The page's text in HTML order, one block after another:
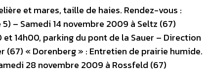
et mares, taille de haies. Rendez-vous :
– Samedi 14 novembre 2009 à Seltz (67)
14h00, parking du pont de la Sauer – Direction
« Dorenberg » : Entretien de prairie humide.
28 novembre 2009 à Rossfeld (67)